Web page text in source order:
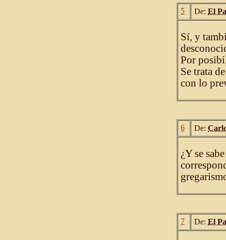
5 De: El
Sí, y
Por
Se trata
con lo
6 De:
¿Y se
7 De: El